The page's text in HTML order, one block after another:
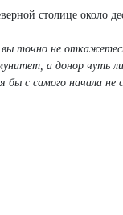
столице около
точно не
а донор чуть
с самого начала не